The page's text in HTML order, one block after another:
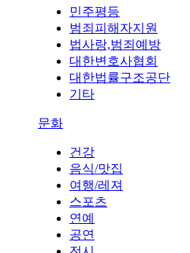
민주평등
범죄피해자지원
법사랑,범죄예방
대한변호사협회
대한법률구조공단
기타
문화
건강
음식/맛집
여행/레져
스포츠
연예
공연